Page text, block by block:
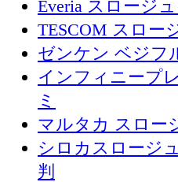
Everia スロージ
TESCOM スロー
ゼンケン ベジフ
インフィニープ
ミ
マルタカ スロー
シロカスロージ
判